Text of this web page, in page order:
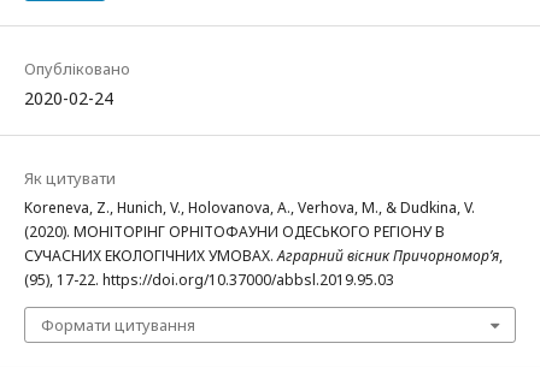
Опубліковано
2020-02-24
Як цитувати
Koreneva, Z., Hunich, V., Holovanova, A., Verhova, M., & Dudkina, V.
(2020). МОНІТОРІНГ ОРНІТОФАУНИ ОДЕСЬКОГО РЕГІОНУ В
СУЧАСНИХ ЕКОЛОГІЧНИХ УМОВАХ.Аграрний вісник Причорномор’я,
(95), 17-22. https://doi.org/10.37000/abbsl.2019.95.03
Формати цитування